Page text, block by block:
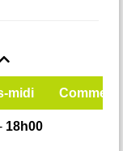
midi
18h00